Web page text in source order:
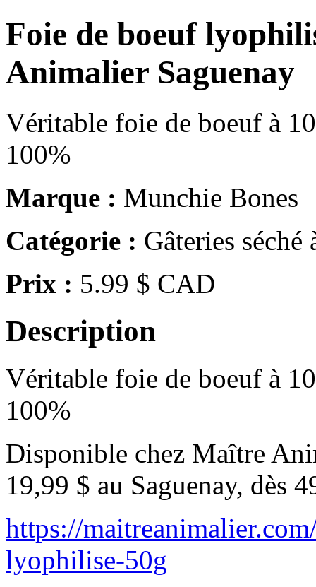
Foie de boeuf
Animalier Saguenay
Véritable foie de boeuf à
100%
Marque : Munchie Bones
Catégorie : Gâteries
Prix : 5.99 $ CAD
Description
Véritable foie de boeuf à
100%
Disponible chez Maître
19,99 $ au Saguenay, dès
https://
lyophilise-50g